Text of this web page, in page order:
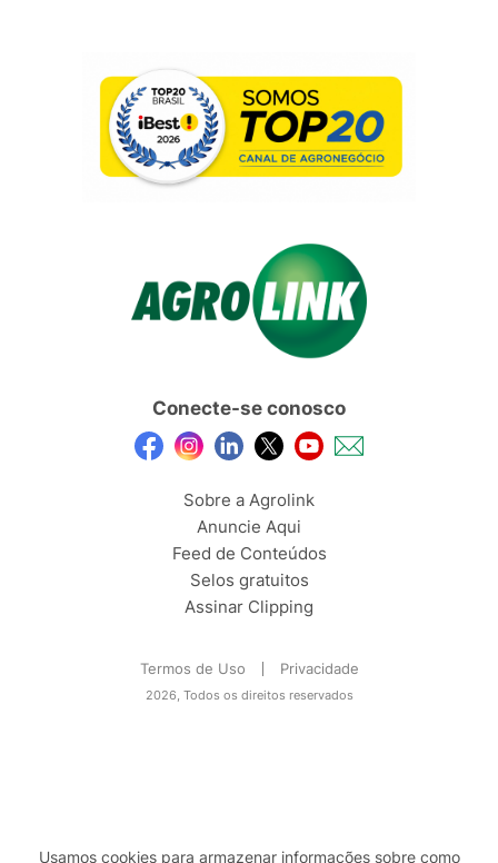
Conecte-se conosco
Sobre a Agrolink
Anuncie Aqui
Feed de Conteúdos
Selos gratuitos
Assinar Clipping
Termos de Uso Privacidade
2026, Todos os direitos reservados
Usamos cookies para armazenar informações sobre como